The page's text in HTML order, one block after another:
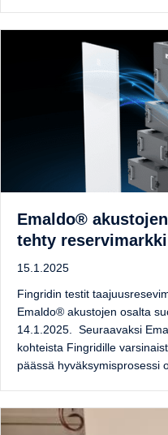
Emaldo®
tehty
15.1.2025
Fingridin testit
Emaldo® akustojen osalta
14.1.2025. Seuraavaksi
kohteista Fingridille
päässä hyväksymisprosessi